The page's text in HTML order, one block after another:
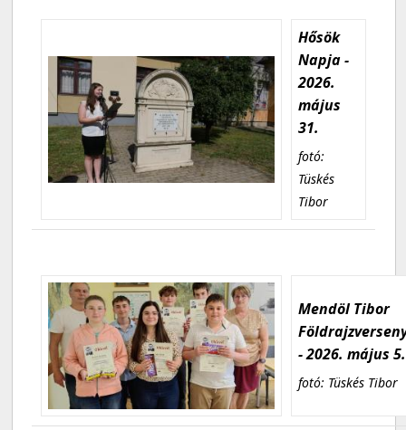
Hősök
Napja -
2026.
május
31.
fotó:
Tüskés
Tibor
Mendöl Tibor
- 2026. május 5.
fotó: Tüskés Tibor